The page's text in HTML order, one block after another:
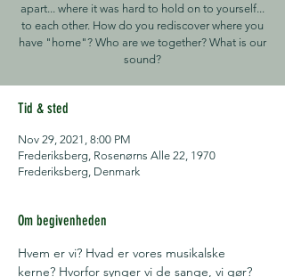
apart... where it was hard to hold on to yourself...
to each other. How do you rediscover where you
have "home"? Who are we together? What is our
sound?
Tid & sted
Nov 29, 2021, 8:00 PM
Frederiksberg, Rosenørns Alle 22, 1970
Frederiksberg, Denmark
Om begivenheden
Hvem er vi? Hvad er vores musikalske
kerne? Hvorfor synger vi de sange, vi gør?